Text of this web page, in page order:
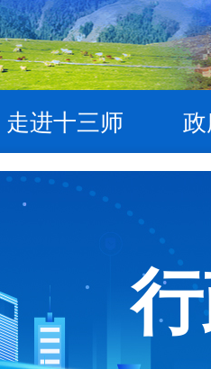
走进十三师